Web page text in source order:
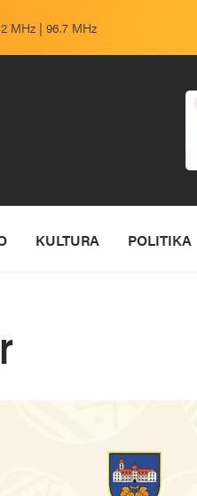
MHz | 96.7 MHz
KULTURA POLITIKA